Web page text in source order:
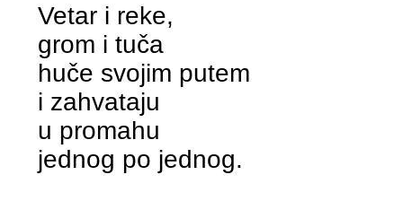
Vetar i reke,
grom i tuča
huče svojim putem
i zahvataju
u promahu
jednog po jednog.